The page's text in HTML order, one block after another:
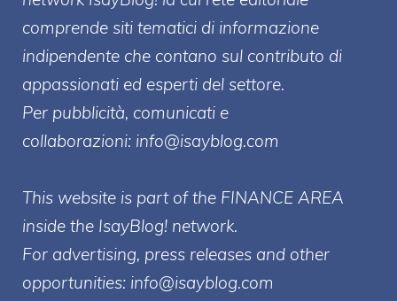
comprende siti tematici di informazione
indipendente che contano sul contributo di
appassionati ed esperti del settore.
Per pubblicità, comunicati e
collaborazioni: info@isayblog.com
This website is part of the FINANCE AREA
inside the IsayBlog! network.
For advertising, press releases and other
opportunities: info@isayblog.com